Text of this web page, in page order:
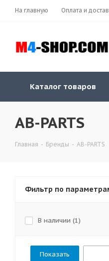
На главную Оплата и
Каталог товаров
AB-PARTS
Главная - Бренды - AB-PARTS
Фильтр по
В наличии (1)